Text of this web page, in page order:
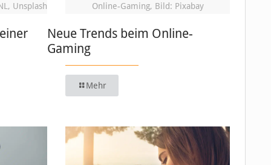
Unsplash Online-Gaming, Bild: Pixabay
Neue Trends beim Online-
Gaming
Mehr